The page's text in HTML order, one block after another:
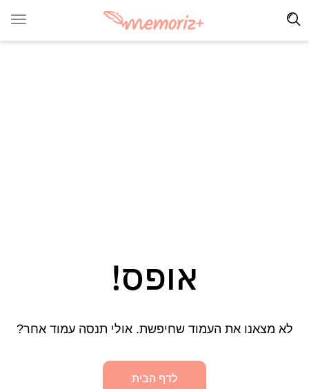
אופס!
לא מצאנו את העמוד שחיפשת. אולי תנסה עמוד אחר?
לדף הבית